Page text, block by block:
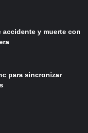
accidente y muerte con
para sincronizar